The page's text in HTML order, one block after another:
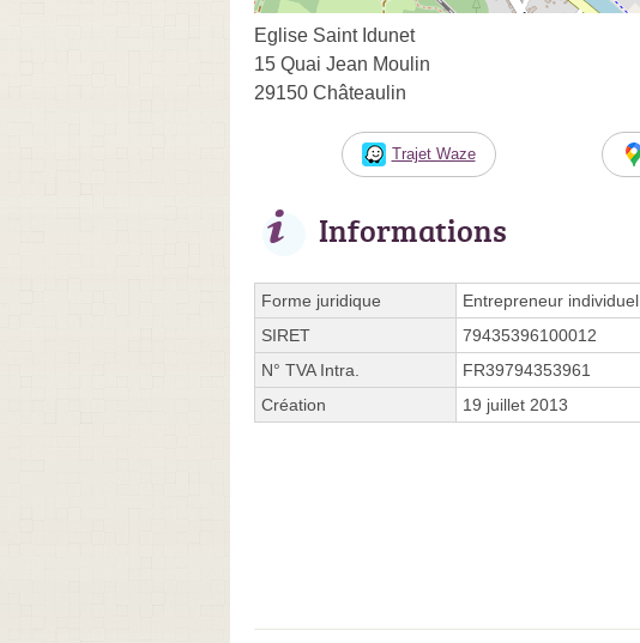
Eglise Saint Idunet
15 Quai Jean Moulin
29150 Châteaulin
Trajet Waze
Informations
Forme juridique
Entrepreneur individuel
SIRET
79435396100012
N° TVA Intra.
FR39794353961
Création
19 juillet 2013